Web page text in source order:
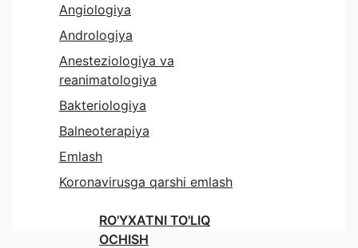
Angiologiya
Andrologiya
Anesteziologiya va
reanimatologiya
Bakteriologiya
Balneoterapiya
Emlash
Koronavirusga qarshi emlash
RO'YXATNI TO'LIQ
OCHISH